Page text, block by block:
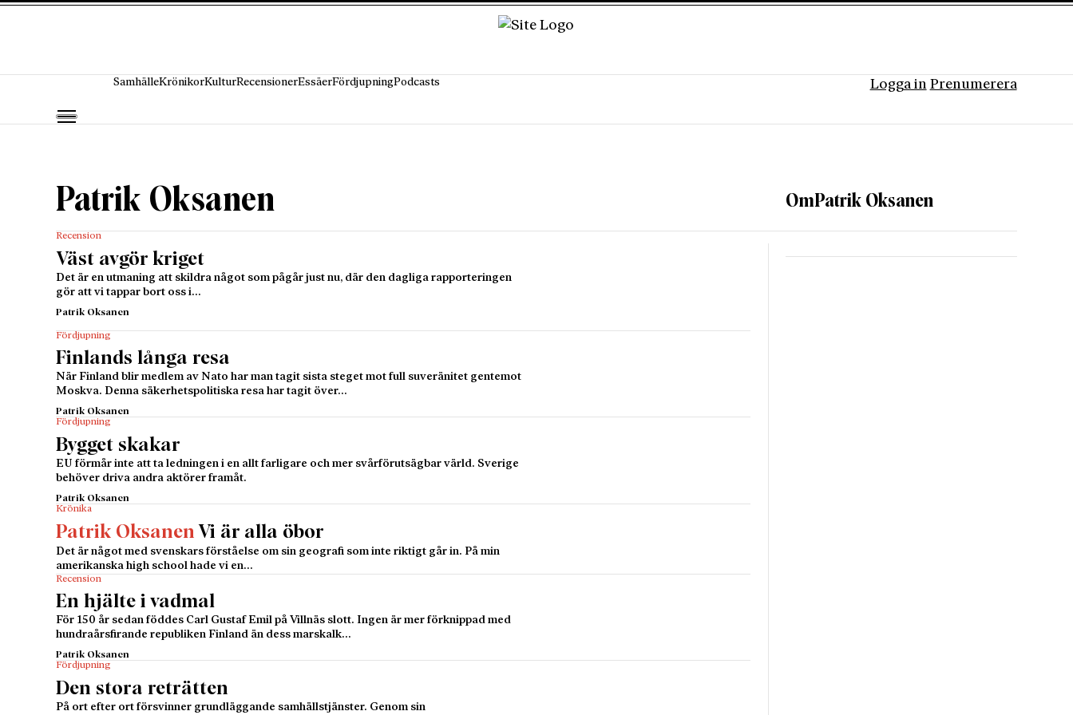
SamhälleKrönikorKulturRecensionerEssäerFördjupningPodcasts Logga in Prenumerera
Patrik Oksanen OmPatrik Oksanen
Recension
Väst avgör kriget
Det är en utmaning att skildra något som pågår just nu, där den dagliga rapporteringen
gör att vi tappar bort oss i…
Patrik Oksanen
Fördjupning
Finlands långa resa
När Finland blir medlem av Nato har man tagit sista steget mot full suveränitet gentemot
Moskva. Denna säkerhetspolitiska resa har tagit över…
Patrik Oksanen
Fördjupning
Bygget skakar
EU förmår inte att ta ledningen i en allt farligare och mer svårförutsägbar värld. Sverige
behöver driva andra aktörer framåt.
Patrik Oksanen
Krönika
Patrik Oksanen Vi är alla öbor
Det är något med svenskars förståelse om sin geografi som inte riktigt går in. På min
amerikanska high school hade vi en…
Recension
En hjälte i vadmal
För 150 år sedan föddes Carl Gustaf Emil på Villnäs slott. Ingen är mer förknippad med
hundraårsfirande republiken Finland än dess marskalk…
Patrik Oksanen
Fördjupning
Den stora reträtten
På ort efter ort försvinner grundläggande samhällstjänster. Genom sin